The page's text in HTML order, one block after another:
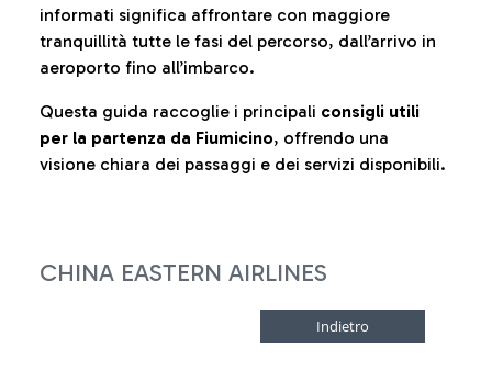
informati significa affrontare con maggiore
tranquillità tutte le fasi del percorso, dall’arrivo in
aeroporto fino all’imbarco.
Questa guida raccoglie i principali consigli utili
per la partenza da Fiumicino, offrendo una
visione chiara dei passaggi e dei servizi disponibili.
CHINA EASTERN AIRLINES